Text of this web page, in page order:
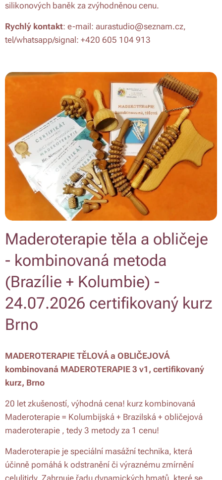
silikonových baněk za zvýhodněnou cenu.
Rychlý kontakt: e-mail: aurastudio@seznam.cz,
tel/whatsapp/signal: +420 605 104 913
Maderoterapie těla a obličeje
- kombinovaná metoda
(Brazílie + Kolumbie) -
24.07.2026 certifikovaný kurz
Brno
MADEROTERAPIE TĚLOVÁ a OBLIČEJOVÁ
kombinovaná MADEROTERAPIE 3 v1, certifikovaný
kurz, Brno
20 let zkušeností, výhodná cena! kurz kombinovaná
Maderoterapie = Kolumbijská + Brazilská + obličejová
maderoterapie , tedy 3 metody za 1 cenu!
Maderoterapie je speciální masážní technika, která
účinně pomáhá k odstranění či výraznému zmírnění